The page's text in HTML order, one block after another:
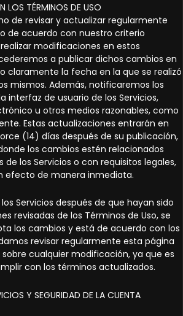
LOS TÉRMINOS DE USO
de revisar y actualizar regularmente
de acuerdo con nuestro criterio
modificaciones en estos
a publicar dichos cambios en
claramente la fecha en la que se realizó
mismos. Además, notificaremos los
interfaz de usuario de los Servicios,
u otros medios razonables, como
Estas actualizaciones entrarán en
(14) días después de su publicación,
los cambios estén relacionados
los Servicios o con requisitos legales,
efecto de manera inmediata.
Servicios después de que hayan sido
revisadas de los Términos de Uso, se
los cambios y está de acuerdo con los
revisar regularmente esta página
cualquier modificación, ya que es
con los términos actualizados.
Y SEGURIDAD DE LA CUENTA